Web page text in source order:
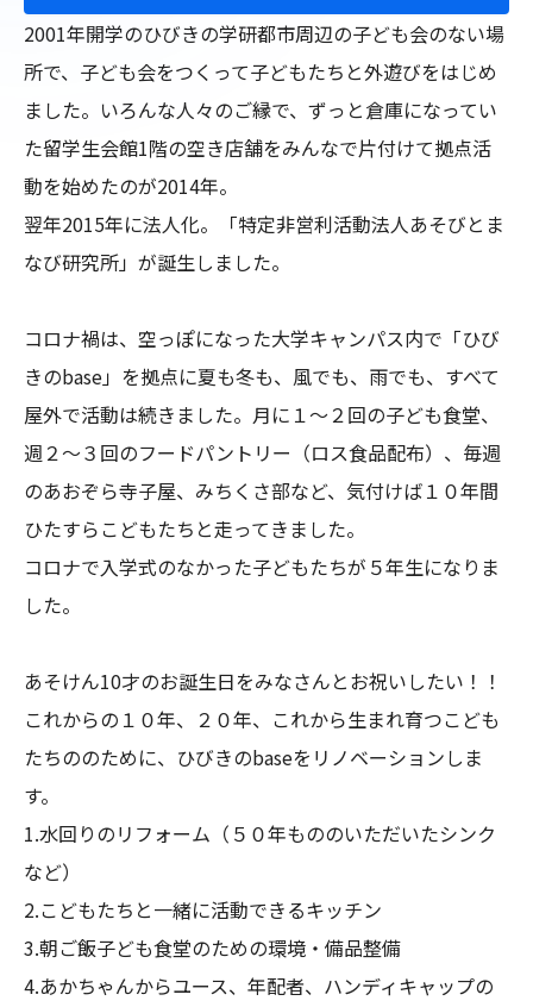
2001年開学のひびきの学研都市周辺の子ども会のない場
所で、子ども会をつくって子どもたちと外遊びをはじめ
ました。いろんな人々のご縁で、ずっと倉庫になってい
た留学生会館1階の空き店舗をみんなで片付けて拠点活
動を始めたのが2014年。
翌年2015年に法人化。「特定非営利活動法人あそびとま
なび研究所」が誕生しました。
コロナ禍は、空っぽになった大学キャンパス内で「ひび
きのbase」を拠点に夏も冬も、風でも、雨でも、すべて
屋外で活動は続きました。月に１〜２回の子ども食堂、
週２〜３回のフードパントリー（ロス食品配布）、毎週
のあおぞら寺子屋、みちくさ部など、気付けば１０年間
ひたすらこどもたちと走ってきました。
コロナで入学式のなかった子どもたちが５年生になりま
した。
あそけん10才のお誕生日をみなさんとお祝いしたい！！
これからの１０年、２０年、これから生まれ育つこども
たちののために、ひびきのbaseをリノベーションしま
す。
1.水回りのリフォーム（５０年もののいただいたシンク
など）
2.こどもたちと一緒に活動できるキッチン
3.朝ご飯子ども食堂のための環境・備品整備
4.あかちゃんからユース、年配者、ハンディキャップの